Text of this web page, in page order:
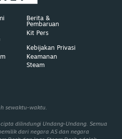
Berita &
Pembaruan
Kit Pers
Kebijakan Privasi
Keamanan
Steam
sewaktu-waktu.
dilindungi Undang-Undang. Semua
dari negara AS dan negara